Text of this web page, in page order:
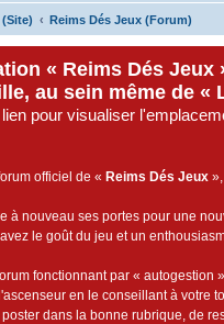
Reims Dés Jeux (Forum)
« Reims Dés
au sein même de «
pour visualiser
officiel de « Reims Dés Jeux
à nouveau ses portes pour une
le goût du jeu et un
fonctionnant par «
en le conseillant à votre
poster dans la bonne rubrique, de